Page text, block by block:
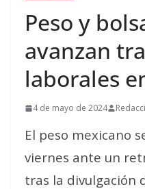
Peso y
avanzan
laborales
4 de mayo de 2024
El peso mexicano
viernes ante un
tras la divulgación